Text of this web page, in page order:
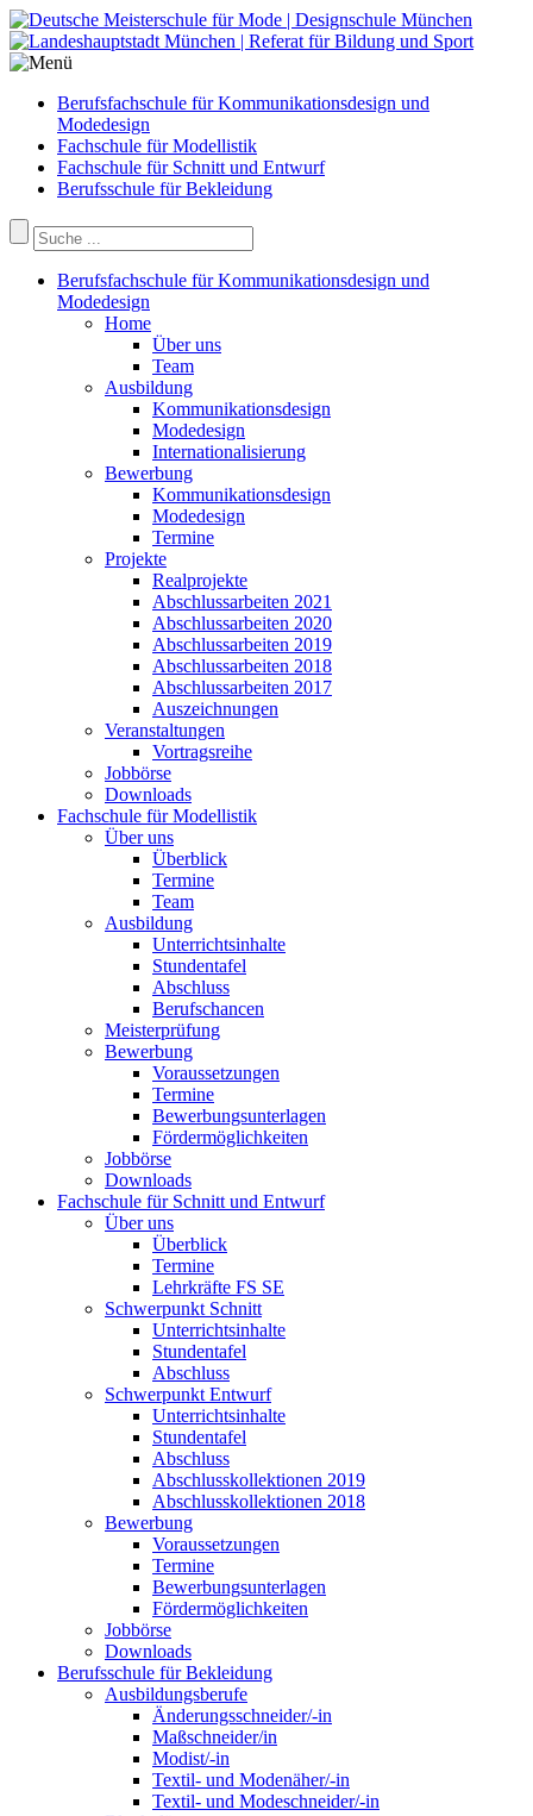
Berufsfachschule für Kommunikationsdesign und
Modedesign
Fachschule für Modellistik
Fachschule für Schnitt und Entwurf
Berufsschule für Bekleidung
Berufsfachschule für Kommunikationsdesign und
Modedesign
Home
Über uns
Team
Ausbildung
Kommunikationsdesign
Modedesign
Internationalisierung
Bewerbung
Kommunikationsdesign
Modedesign
Termine
Projekte
Realprojekte
Abschlussarbeiten 2021
Abschlussarbeiten 2020
Abschlussarbeiten 2019
Abschlussarbeiten 2018
Abschlussarbeiten 2017
Auszeichnungen
Veranstaltungen
Vortragsreihe
Jobbörse
Downloads
Fachschule für Modellistik
Über uns
Überblick
Termine
Team
Ausbildung
Unterrichtsinhalte
Stundentafel
Abschluss
Berufschancen
Meisterprüfung
Bewerbung
Voraussetzungen
Termine
Bewerbungsunterlagen
Fördermöglichkeiten
Jobbörse
Downloads
Fachschule für Schnitt und Entwurf
Über uns
Überblick
Termine
Lehrkräfte FS SE
Schwerpunkt Schnitt
Unterrichtsinhalte
Stundentafel
Abschluss
Schwerpunkt Entwurf
Unterrichtsinhalte
Stundentafel
Abschluss
Abschlusskollektionen 2019
Abschlusskollektionen 2018
Bewerbung
Voraussetzungen
Termine
Bewerbungsunterlagen
Fördermöglichkeiten
Jobbörse
Downloads
Berufsschule für Bekleidung
Ausbildungsberufe
Änderungsschneider/-in
Maßschneider/in
Modist/-in
Textil- und Modenäher/-in
Textil- und Modeschneider/-in